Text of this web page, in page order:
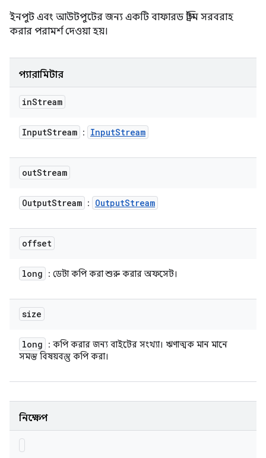
ইনপুট এবং আউটপুটের জন্য একটি বাফারড স্ট্রিম সরবরাহ
করার পরামর্শ দেওয়া হয়।
প্যারামিটার
inStream
InputStream : InputStream
outStream
OutputStream : OutputStream
offset
long : ডেটা কপি করা শুরু করার অফসেট।
size
long
: কপি করার জন্য বাইটের সংখ্যা। ঋণাত্মক মান মানে
সমস্ত বিষয়বস্তু কপি করা।
নিক্ষেপ